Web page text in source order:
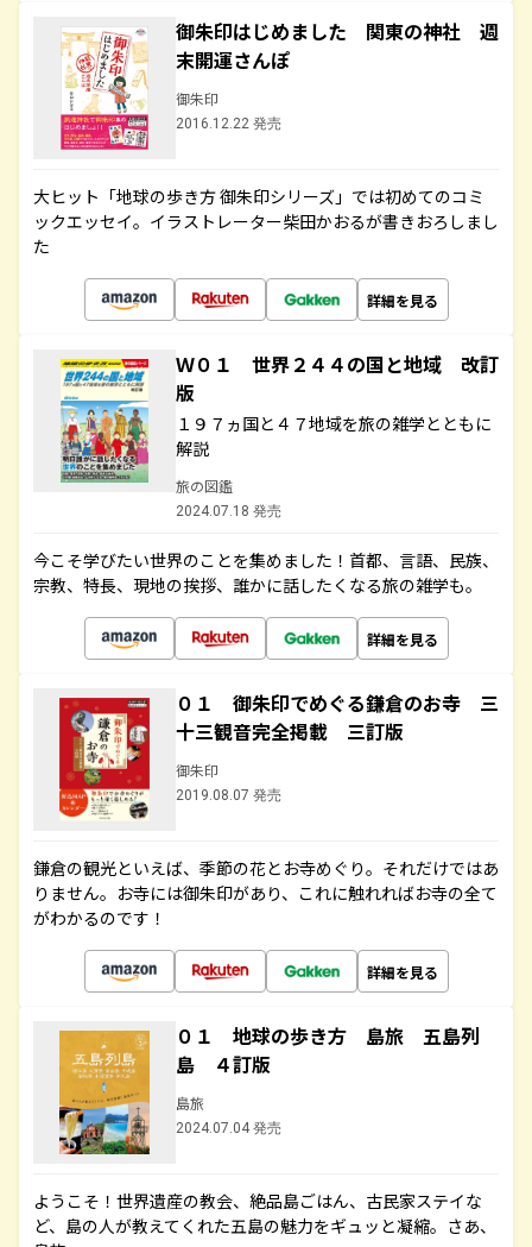
御朱印はじめました 関東の神社 週
末開運さんぽ
御朱印
2016.12.22 発売
大ヒット「地球の歩き方 御朱印シリーズ」では初めてのコミ
ックエッセイ。イラストレーター柴田かおるが書きおろしまし
た
詳細を見る
Ｗ０１ 世界２４４の国と地域 改訂
版
１９７ヵ国と４７地域を旅の雑学とともに
解説
旅の図鑑
2024.07.18 発売
今こそ学びたい世界のことを集めました！首都、言語、民族、
宗教、特長、現地の挨拶、誰かに話したくなる旅の雑学も。
詳細を見る
０１ 御朱印でめぐる鎌倉のお寺 三
十三観音完全掲載 三訂版
御朱印
2019.08.07 発売
鎌倉の観光といえば、季節の花とお寺めぐり。それだけではあ
りません。お寺には御朱印があり、これに触れればお寺の全て
がわかるのです！
詳細を見る
０１ 地球の歩き方 島旅 五島列
島 ４訂版
島旅
2024.07.04 発売
ようこそ！世界遺産の教会、絶品島ごはん、古民家ステイな
ど、島の人が教えてくれた五島の魅力をギュッと凝縮。さあ、